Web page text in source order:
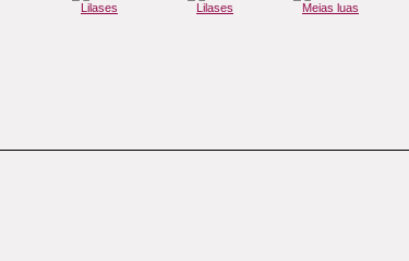
Lilases Lilases Meias luas